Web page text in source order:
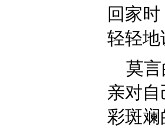
回家
轻轻地
莫
亲对
彩斑